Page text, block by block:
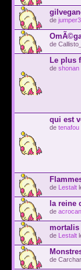
de
de
Le plus
de shonan
qui est
de tenafou
de Lestalt
la reine
de
mortalis
de Lestalt
de